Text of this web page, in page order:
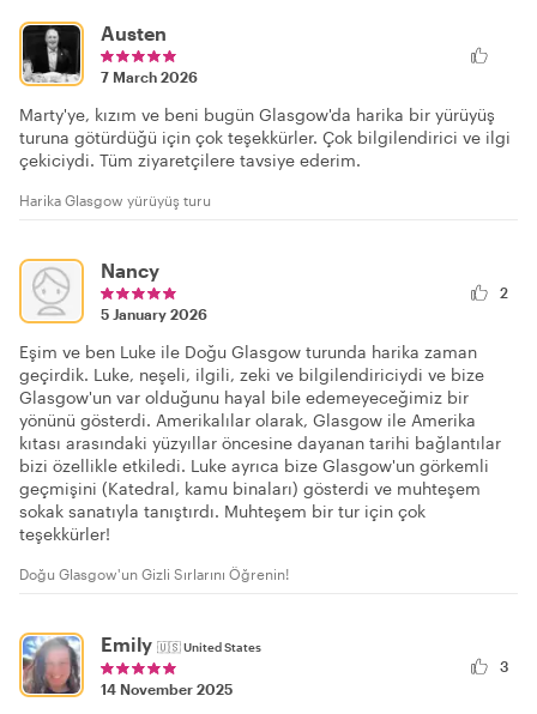
Austen
7 March 2026
Marty'ye, kızım ve beni bugün Glasgow'da harika bir yürüyüş
turuna götürdüğü için çok teşekkürler. Çok bilgilendirici ve ilgi
çekiciydi. Tüm ziyaretçilere tavsiye ederim.
Harika Glasgow yürüyüş turu
Nancy
5 January 2026
2
Eşim ve ben Luke ile Doğu Glasgow turunda harika zaman
geçirdik. Luke, neşeli, ilgili, zeki ve bilgilendiriciydi ve bize
Glasgow'un var olduğunu hayal bile edemeyeceğimiz bir
yönünü gösterdi. Amerikalılar olarak, Glasgow ile Amerika
kıtası arasındaki yüzyıllar öncesine dayanan tarihi bağlantılar
bizi özellikle etkiledi. Luke ayrıca bize Glasgow'un görkemli
geçmişini (Katedral, kamu binaları) gösterdi ve muhteşem
sokak sanatıyla tanıştırdı. Muhteşem bir tur için çok
teşekkürler!
Doğu Glasgow'un Gizli Sırlarını Öğrenin!
Emily 🇺🇸United States
14 November 2025
3